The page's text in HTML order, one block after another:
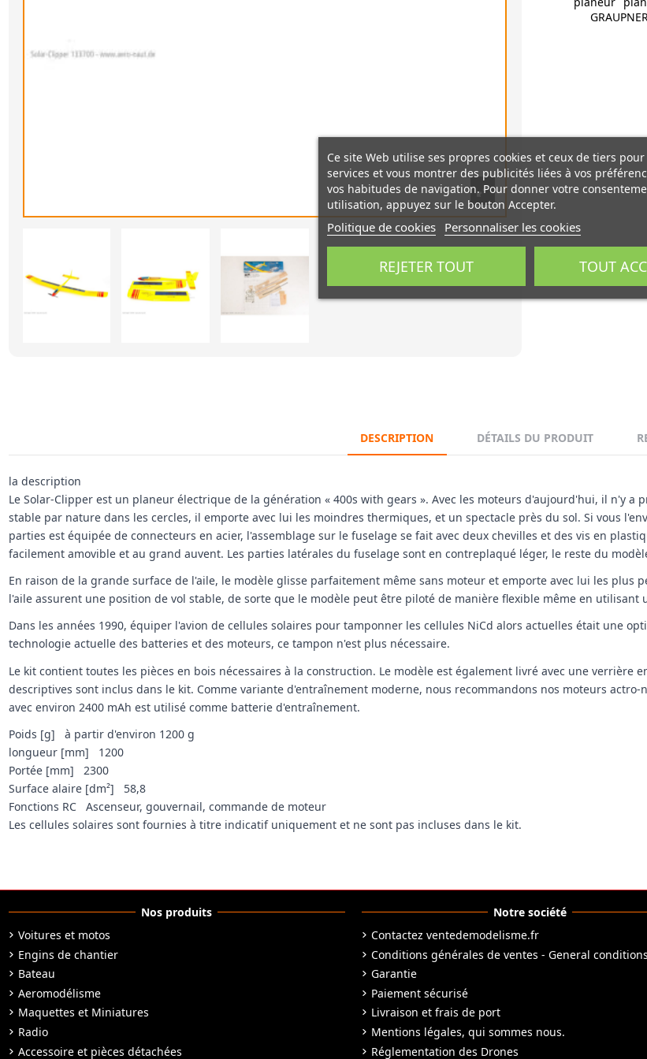
DESCRIPTION DÉTAILS DU PRODUIT
la description
Le Solar-Clipper est un planeur électrique de la génération « 400s with gears ». Avec les moteurs d'aujourd'hui, il n'y
stable par nature dans les cercles, il emporte avec lui les moindres thermiques, et un spectacle près du sol. Si vous
parties est équipée de connecteurs en acier, l'assemblage sur le fuselage se fait avec deux chevilles et des vis en
facilement amovible et au grand auvent. Les parties latérales du fuselage sont en contreplaqué léger, le reste du
En raison de la grande surface de l'aile, le modèle glisse parfaitement même sans moteur et emporte avec lui les
l'aile assurent une position de vol stable, de sorte que le modèle peut être piloté de manière flexible même en utilisant
Dans les années 1990, équiper l'avion de cellules solaires pour tamponner les cellules NiCd alors actuelles était une
technologie actuelle des batteries et des moteurs, ce tampon n'est plus nécessaire.
Le kit contient toutes les pièces en bois nécessaires à la construction. Le modèle est également livré avec une
descriptives sont inclus dans le kit. Comme variante d'entraînement moderne, nous recommandons nos moteurs
avec environ 2400 mAh est utilisé comme batterie d'entraînement.
Poids [g] à partir d'environ 1200 g
longueur [mm] 1200
Portée [mm] 2300
Surface alaire [dm²] 58,8
Fonctions RC Ascenseur, gouvernail, commande de moteur
Les cellules solaires sont fournies à titre indicatif uniquement et ne sont pas incluses dans le kit.
Nos produits
Voitures et motos
Engins de chantier
Bateau
Aeromodélisme
Maquettes et Miniatures
Radio
Accessoire et pièces détachées
Notre société
Contactez ventedemodelisme.fr
Conditions générales de ventes - General
Garantie
Paiement sécurisé
Livraison et frais de port
Mentions légales, qui sommes nous.
Réglementation des Drones
Ce site Web utilise ses propres cookies et ceux de tiers
services et vous montrer des publicités liées à vos
vos habitudes de navigation. Pour donner votre
utilisation, appuyez sur le bouton Accepter.
Politique de cookies Personnaliser les cookies
REJETER TOUT TOUT